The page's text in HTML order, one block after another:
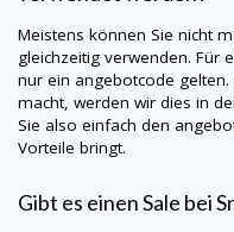
Meistens können Sie nicht
gleichzeitig verwenden. Für
nur ein angebotcode
macht, werden wir dies in
Sie also einfach den
Vorteile bringt.
Gibt es einen Sale bei